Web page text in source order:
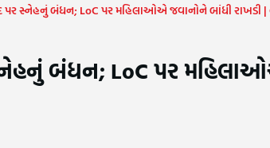
સ્નેહનું બંધન; LoC પર મહિલાઓએ જવાનોને બાંધી રાખડી |
બંધન; LoC પર